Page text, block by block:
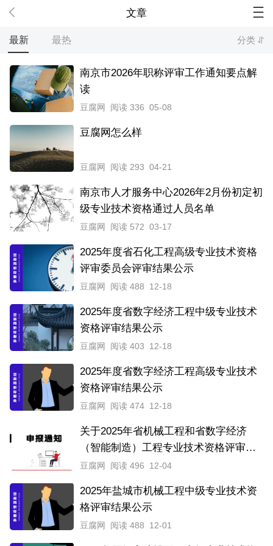
文章
最新 最热 分类
南京市2026年职称评审工作通知要点解
读
豆腐网 阅读 336 05-08
豆腐网怎么样
豆腐网 阅读 293 04-21
南京市人才服务中心2026年2月份初定初
级专业技术资格通过人员名单
豆腐网 阅读 572 03-17
2025年度省石化工程高级专业技术资格
评审委员会评审结果公示
豆腐网 阅读 488 12-18
2025年度省数字经济工程中级专业技术
资格评审结果公示
豆腐网 阅读 403 12-18
2025年度省数字经济工程高级专业技术
资格评审结果公示
豆腐网 阅读 474 12-18
关于2025年省机械工程和省数字经济
（智能制造）工程专业技术资格评审结
果的公示
豆腐网 阅读 496 12-04
2025年盐城市机械工程中级专业技术资
格评审结果公示
豆腐网 阅读 488 12-01